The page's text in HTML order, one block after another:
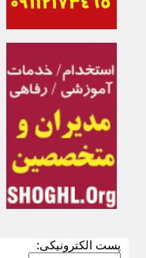
پست الکترونیکی: